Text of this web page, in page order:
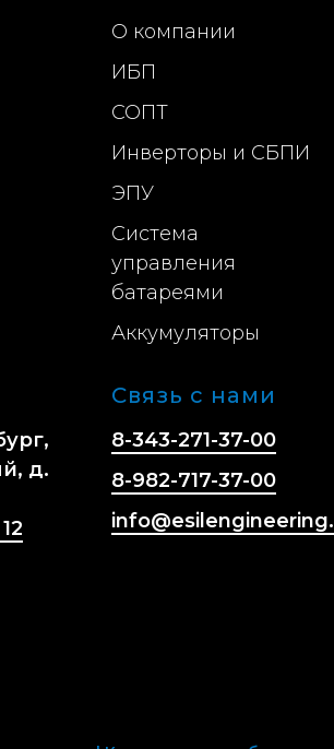
О компании
ИБП
СОПТ
Инверторы и СБПИ
ЭПУ
Система
управления
батареями
Аккумуляторы
д.
Связь с нами
8-343-271-37-00
8-982-717-37-00